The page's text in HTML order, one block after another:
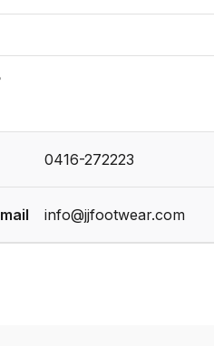
0416-272223
info@jjfootwear.com